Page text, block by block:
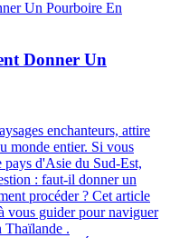
Donner Un
enchanteurs, attire
monde entier. Si vous
d'Asie du Sud-Est,
: faut-il donner un
procéder ? Cet article
vous guider pour naviguer
Thaïlande .